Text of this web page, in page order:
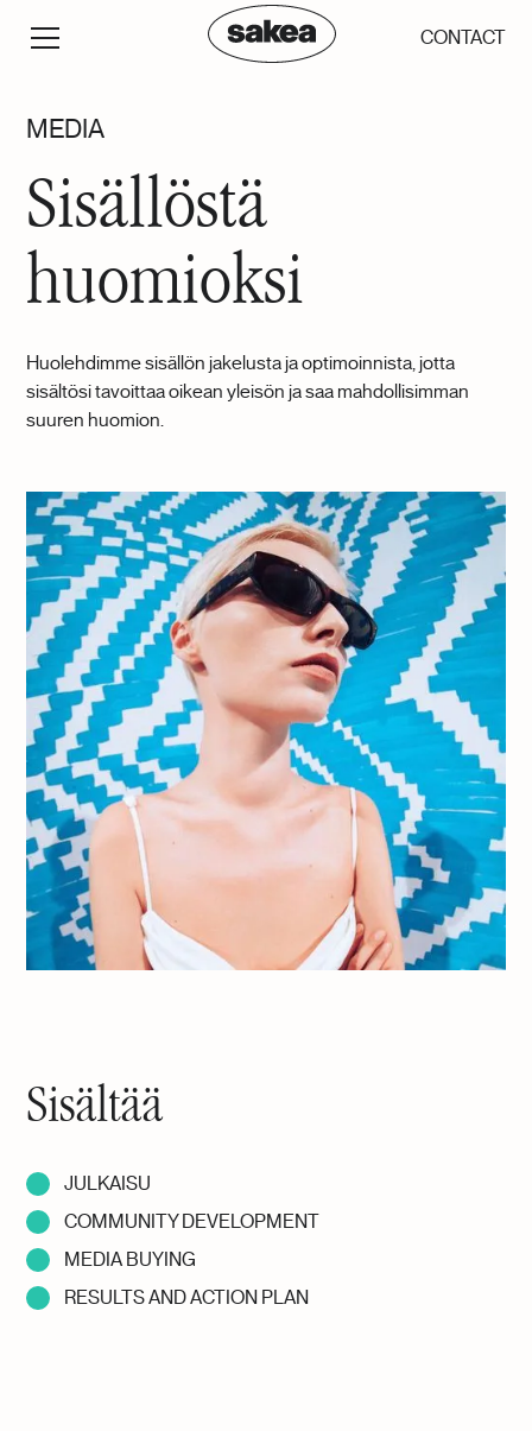
CONTACT
MEDIA
Sisällöstä
huomioksi
Huolehdimme sisällön jakelusta ja optimoinnista, jotta
sisältösi tavoittaa oikean yleisön ja saa mahdollisimman
suuren huomion.
Sisältää
JULKAISU
COMMUNITY DEVELOPMENT
MEDIA BUYING
RESULTS AND ACTION PLAN